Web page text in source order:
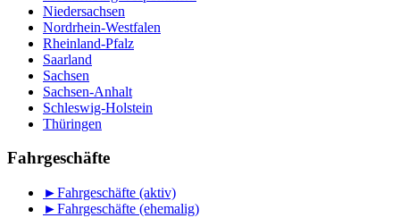
Niedersachsen
Nordrhein-Westfalen
Rheinland-Pfalz
Saarland
Sachsen
Sachsen-Anhalt
Schleswig-Holstein
Thüringen
Fahrgeschäfte
►Fahrgeschäfte (aktiv)
►Fahrgeschäfte (ehemalig)